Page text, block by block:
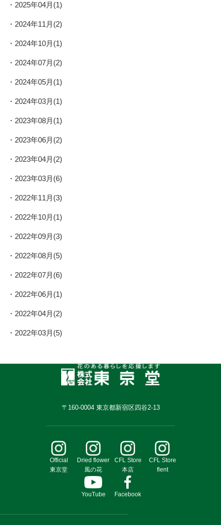
2025年04月(1)
2024年11月(2)
2024年10月(1)
2024年07月(2)
2024年05月(1)
2024年03月(1)
2023年08月(1)
2023年06月(2)
2023年04月(2)
2023年03月(6)
2022年11月(3)
2022年10月(1)
2022年09月(3)
2022年08月(5)
2022年07月(6)
2022年06月(1)
2022年04月(2)
2022年03月(5)
〒160-0004 東京都新宿区四谷2-13
Official
東京堂
Dried flower
風の花
CFL Store
本店
CFL Store
flent
YouTube Facebook